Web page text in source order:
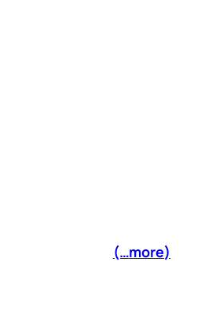
(more…)